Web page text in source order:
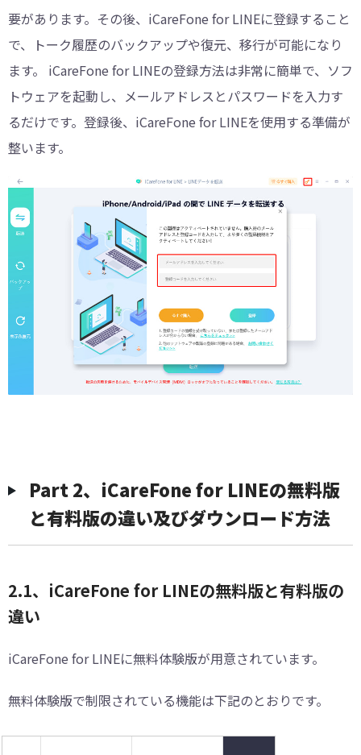
要があります。その後、iCareFone for LINEに登録すること
で、トーク履歴のバックアップや復元、移行が可能になり
ます。 iCareFone for LINEの登録方法は非常に簡単で、ソフ
トウェアを起動し、メールアドレスとパスワードを入力す
るだけです。登録後、iCareFone for LINEを使用する準備が
整います。
Part 2、iCareFone for LINEの無料版
と有料版の違い及びダウンロード方法
2.1、iCareFone for LINEの無料版と有料版の
違い
iCareFone for LINEに無料体験版が用意されています。
無料体験版で制限されている機能は下記のとおりです。